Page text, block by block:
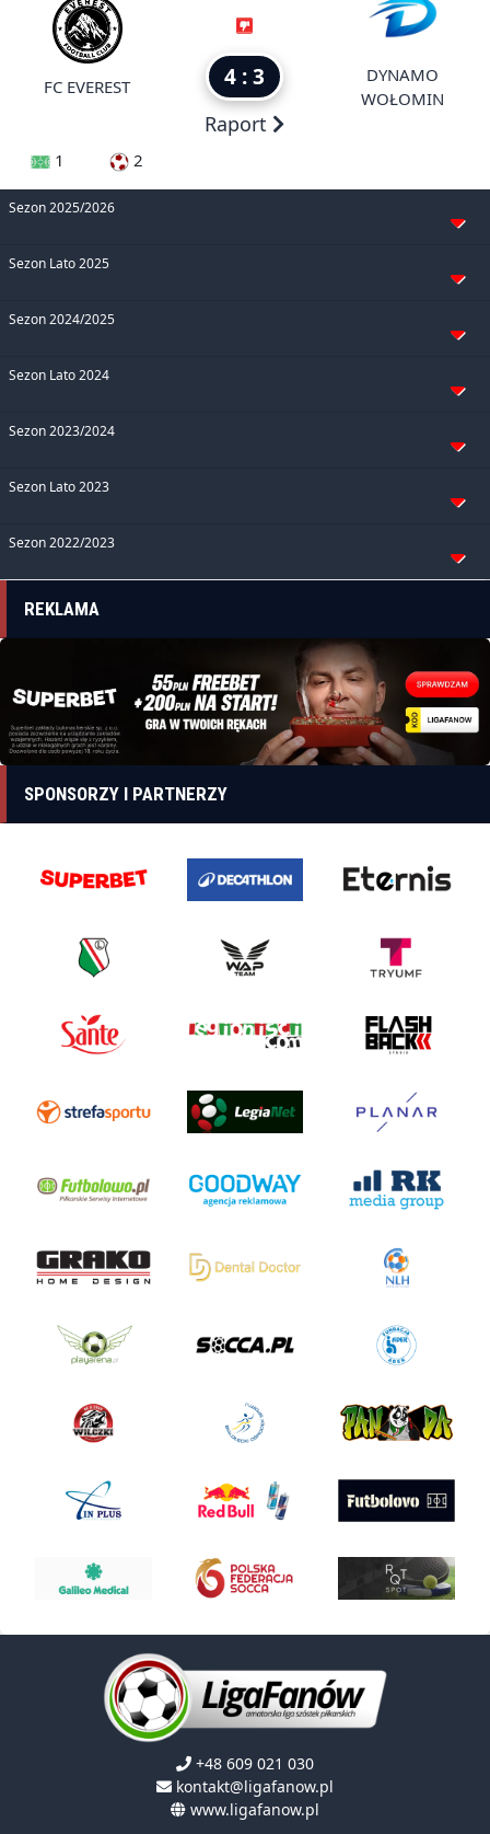
FC EVEREST 4 : 3
Raport
DYNAMO
WOŁOMIN
1 2
Sezon 2025/2026
Sezon Lato 2025
Sezon 2024/2025
Sezon Lato 2024
Sezon 2023/2024
Sezon Lato 2023
Sezon 2022/2023
REKLAMA
SPONSORZY I PARTNERZY
+48 609 021 030
kontakt@ligafanow.pl
www.ligafanow.pl